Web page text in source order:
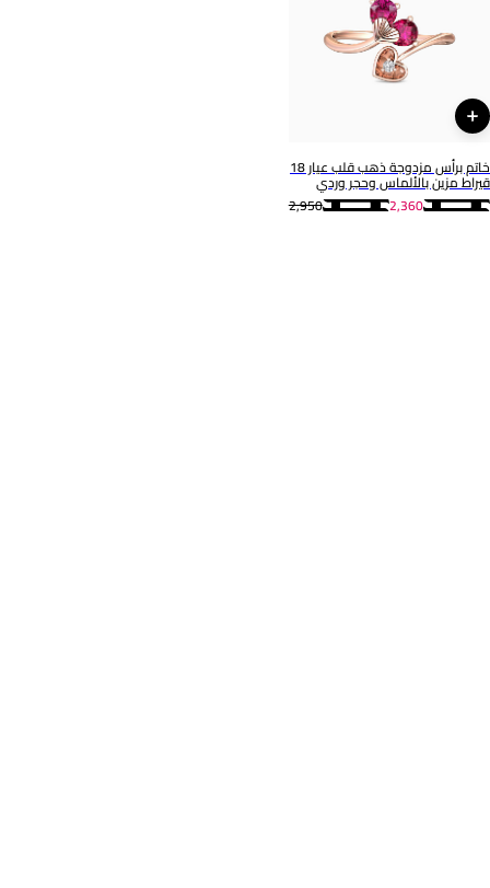
مجوهرات لازوردي
رقم الموديل
PD86885
خاتم برأس مزدوجة ذهب قلب عيار 18
قيراط مزين بالألماس وحجر وردي
2,950
2,360